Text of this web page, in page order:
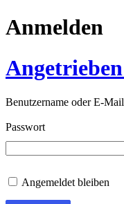
Anmelden
Benutzername oder E-
Passwort
Angemeldet bleiben